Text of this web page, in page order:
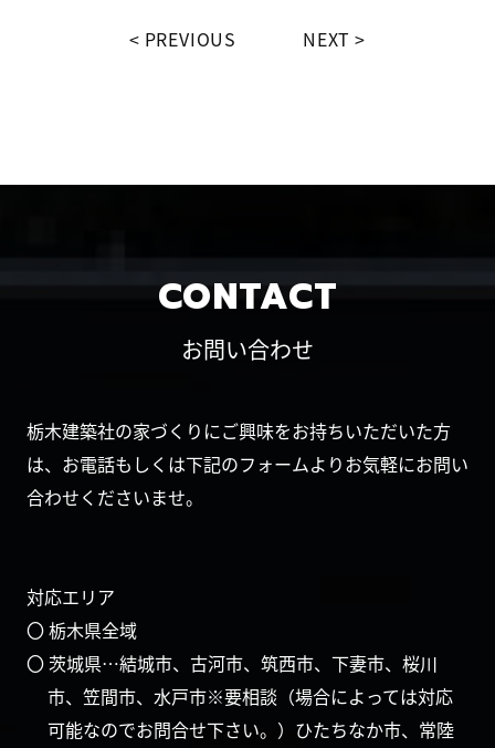
PREVIOUS NEXT
CONTACT
お問い合わせ
栃木建築社の家づくりにご興味をお持ちいただいた方
は、お電話もしくは下記のフォームよりお気軽にお問い
合わせくださいませ。
対応エリア
〇 栃木県全域
〇 茨城県…結城市、古河市、筑西市、下妻市、桜川
市、笠間市、水戸市※要相談（場合によっては対応
可能なのでお問合せ下さい。）ひたちなか市、常陸